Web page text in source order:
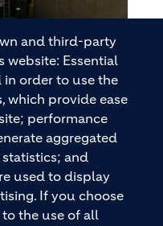
and third-party
website: Essential
in order to use the
which provide ease
performance
aggregated
and
used to display
If you choose
to the use of all